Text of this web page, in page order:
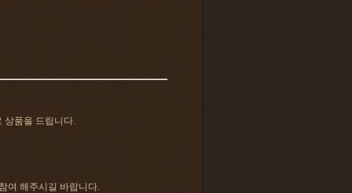
상품을 드립니다.
여 해주시길 바랍니다.